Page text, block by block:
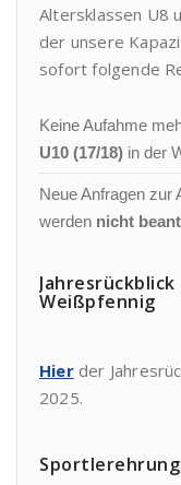
Altersklassen U8
der unsere
sofort folgende
Keine Aufahme
U10 (17/18) in der
Neue Anfragen zur
werden nicht
Weißpfennig
Hierder
2025.
Sportlerehrung